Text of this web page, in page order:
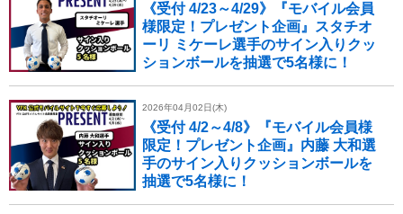
《受付 4/23～4/29》『モバイル会員
様限定！プレゼント企画』スタチオ
ーリ ミケーレ選手のサイン入りクッ
ションボールを抽選で5名様に！
2026年04月02日(木)
《受付 4/2～4/8》『モバイル会員様
限定！プレゼント企画』内藤 大和選
手のサイン入りクッションボールを
抽選で5名様に！